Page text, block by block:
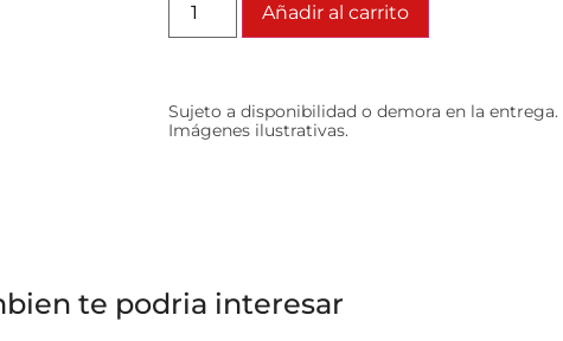
Añadir al carrito
Sujeto a disponibilidad o demora en la entrega.
Imágenes ilustrativas.
te podria interesar